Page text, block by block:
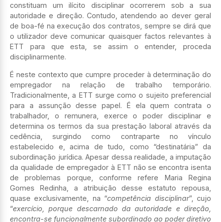
constituam um ilícito disciplinar ocorrerem sob a sua
autoridade e direção. Contudo, atendendo ao dever geral
de boa-fé na execução dos contratos, sempre se dirá que
o utilizador deve comunicar quaisquer factos relevantes à
ETT para que esta, se assim o entender, proceda
disciplinarmente.
É neste contexto que cumpre proceder à determinação do
empregador na relação de trabalho temporário.
Tradicionalmente, a ETT surge como o sujeito preferencial
para a assunção desse papel. É ela quem contrata o
trabalhador, o remunera, exerce o poder disciplinar e
determina os termos da sua prestação laboral através da
cedência, surgindo como contraparte no vínculo
estabelecido e, acima de tudo, como “destinatária” da
subordinação jurídica. Apesar dessa realidade, a imputação
da qualidade de empregador à ETT não se encontra isenta
de problemas porque, conforme refere Maria Regina
Gomes Redinha, a atribuição desse estatuto repousa,
quase exclusivamente, na “competência disciplinar”, cujo
“exercício, porque descarnado da autoridade e direção,
encontra-se funcionalmente subordinado ao poder diretivo